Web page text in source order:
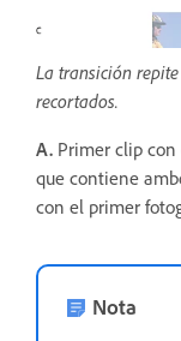
La transición
recortados.
A. Primer clip
que contiene
con el primer
Nota